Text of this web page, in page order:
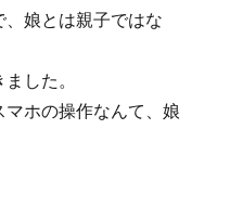
娘とは親子ではな
した。
ホの操作なんて、娘